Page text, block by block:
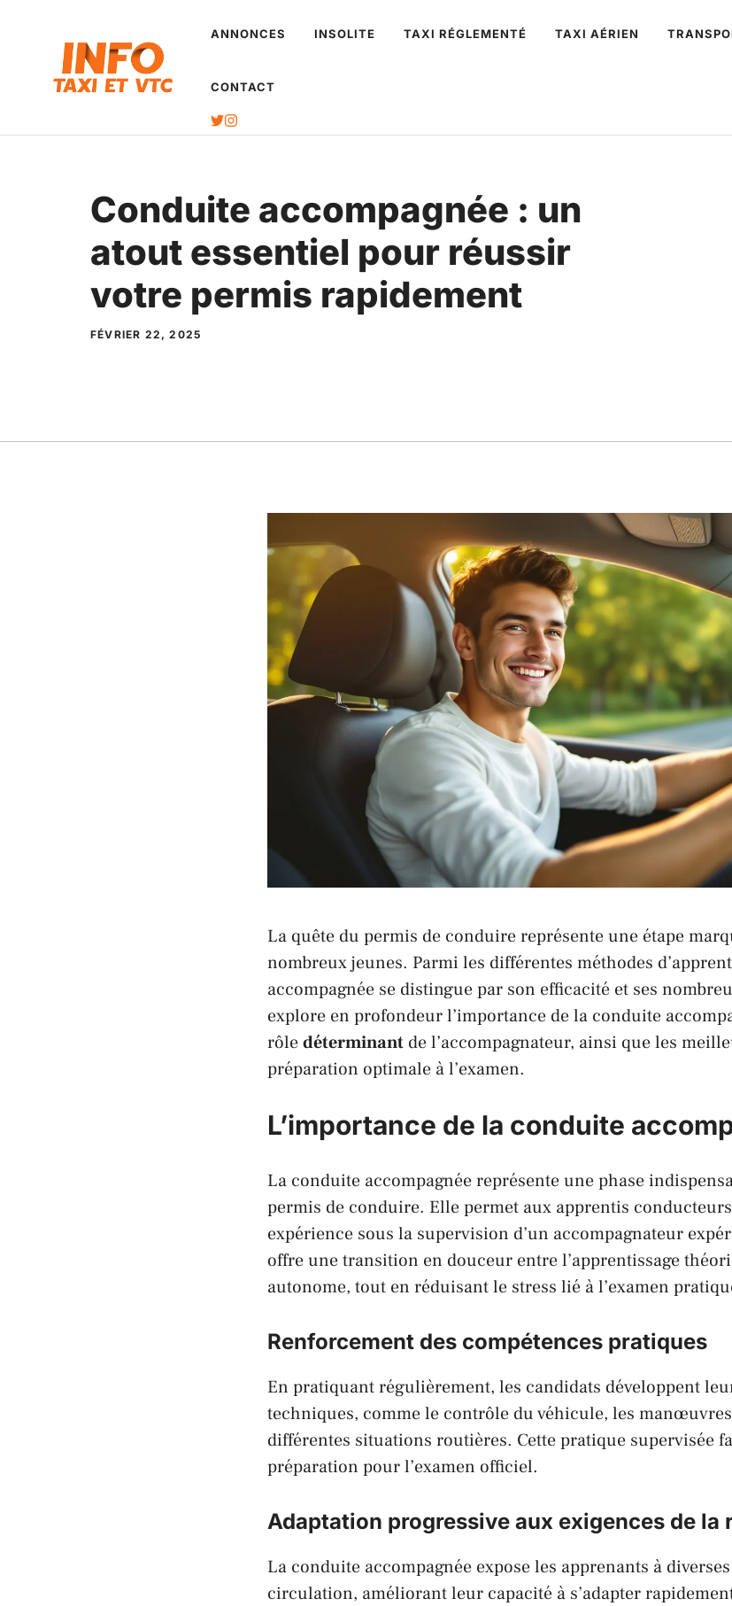
contenu
ANNONCES INSOLITE TAXI RÉGLEMENTÉ TAXI AÉRIEN
CONTACT
Conduite accompagnée : un
atout essentiel pour réussir
votre permis rapidement
FÉVRIER 22, 2025
La quête du permis de conduire représente une étape
nombreux jeunes. Parmi les différentes méthodes
accompagnée se distingue par son efficacité et ses
explore en profondeur l’importance de la conduite
rôledéterminant de l’accompagnateur, ainsi que les
préparation optimale à l’examen.
L’importance de la conduite
La conduite accompagnée représente une phase
permis de conduire. Elle permet aux apprentis
expérience sous la supervision d’un accompagnateur
offre une transition en douceur entre l’apprentissage
autonome, tout en réduisant le stress lié à l’examen
Renforcement des compétences pratiques
En pratiquant régulièrement, les candidats développent
techniques, comme le contrôle du véhicule, les
différentes situations routières. Cette pratique supervisée
préparation pour l’examen officiel.
Adaptation progressive aux exigences de la
La conduite accompagnée expose les apprenants à
circulation, améliorant leur capacité à s’adapter